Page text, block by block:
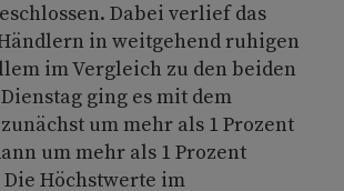
Dabei verlief das
in weitgehend ruhigen
im Vergleich zu den beiden
ging es mit dem
um mehr als 1 Prozent
um mehr als 1 Prozent
Höchstwerte im